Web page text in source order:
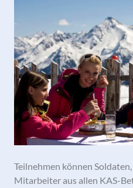
Teilnehmen können
Mitarbeiter aus allen KAS-